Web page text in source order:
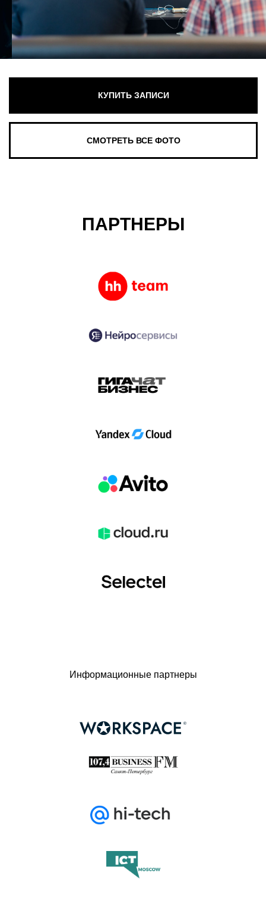
ПАРТНЕРЫ
Информационные партнеры